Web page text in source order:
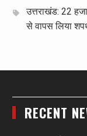
उत्तराखंड: 22
से वापस लिया
RECENT